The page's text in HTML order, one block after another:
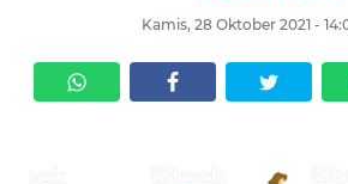
Kamis, 28 Oktober 2021 -
TOKOH